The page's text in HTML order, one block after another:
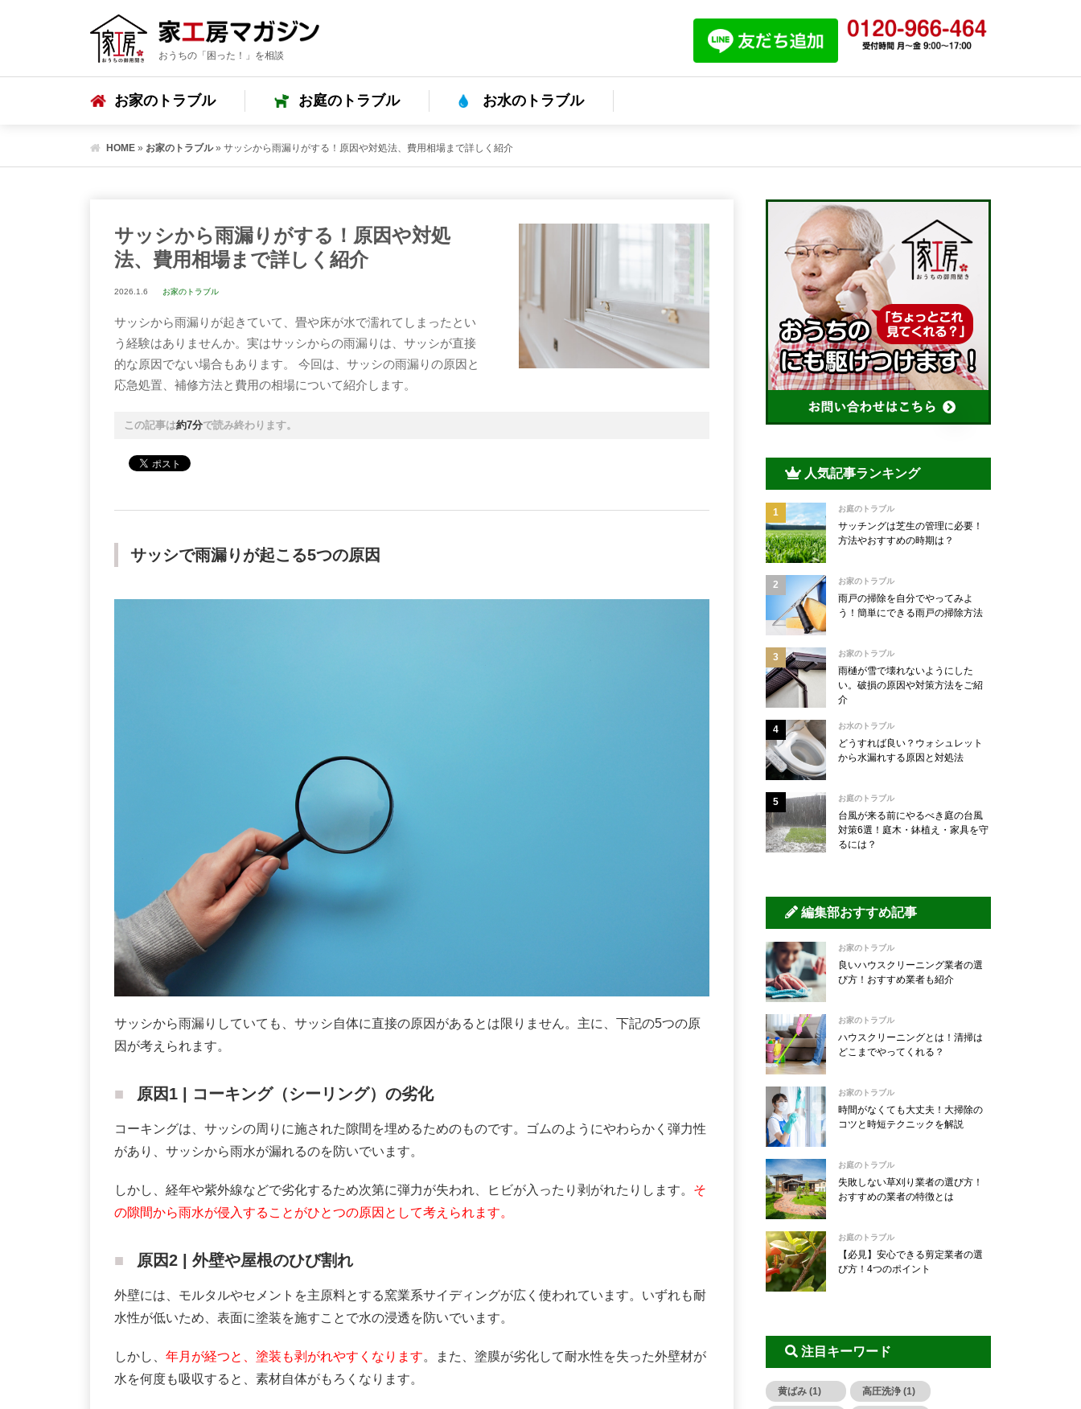
おうちの「困った！」を相談
お家のトラブル お庭のトラブル お水のトラブル
HOME » お家のトラブル» サッシから雨漏りがする！原因や対処法、費用相場まで詳しく紹介
サッシから雨漏りがする！原因や対処
法、費用相場まで詳しく紹介
2026.1.6 お家のトラブル
サッシから雨漏りが起きていて、畳や床が水で濡れてしまったとい
う経験はありませんか。実はサッシからの雨漏りは、サッシが直接
的な原因でない場合もあります。 今回は、サッシの雨漏りの原因と
応急処置、補修方法と費用の相場について紹介します。
この記事は約7分で読み終わります。
サッシで雨漏りが起こる5つの原因
サッシから雨漏りしていても、サッシ自体に直接の原因があるとは限りません。主に、下記の5つの原
因が考えられます。
原因1 | コーキング（シーリング）の劣化
コーキングは、サッシの周りに施された隙間を埋めるためのものです。ゴムのようにやわらかく弾力性
があり、サッシから雨水が漏れるのを防いでいます。
しかし、経年や紫外線などで劣化するため次第に弾力が失われ、ヒビが入ったり剥がれたりします。 そ
の隙間から雨水が侵入することがひとつの原因として考えられます。
原因2 | 外壁や屋根のひび割れ
外壁には、モルタルやセメントを主原料とする窯業系サイディングが広く使われています。いずれも耐
水性が低いため、表面に塗装を施すことで水の浸透を防いでいます。
しかし、 年月が経つと、塗装も剥がれやすくなります。また、塗膜が劣化して耐水性を失った外壁材が
水を何度も吸収すると、素材自体がもろくなります。
人気記事ランキング
お庭のトラブル
サッチングは芝生の管理に必要！
方法やおすすめの時期は？
お家のトラブル
雨戸の掃除を自分でやってみよ
う！簡単にできる雨戸の掃除方法
お家のトラブル
雨樋が雪で壊れないようにした
い。破損の原因や対策方法をご紹
介
お水のトラブル
どうすれば良い？ウォシュレット
から水漏れする原因と対処法
お庭のトラブル
台風が来る前にやるべき庭の台風
対策6選！庭木・鉢植え・家具を守
るには？
編集部おすすめ記事
お家のトラブル
良いハウスクリーニング業者の選
び方！おすすめ業者も紹介
お家のトラブル
ハウスクリーニングとは！清掃は
どこまでやってくれる？
お家のトラブル
時間がなくても大丈夫！大掃除の
コツと時短テクニックを解説
お庭のトラブル
失敗しない草刈り業者の選び方！
おすすめの業者の特徴とは
お庭のトラブル
【必見】安心できる剪定業者の選
び方！4つのポイント
注目キーワード
黄ばみ (1) 高圧洗浄 (1)